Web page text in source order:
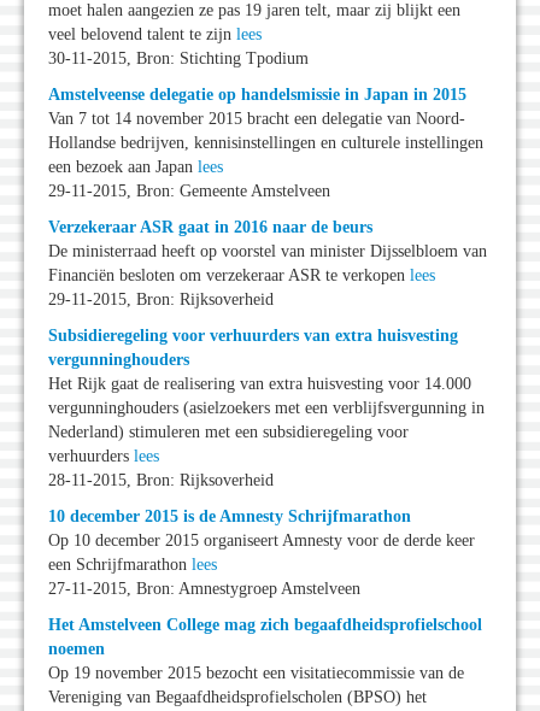
moet halen aangezien ze pas 19 jaren telt, maar zij blijkt een
veel belovend talent te zijn lees
30-11-2015, Bron: Stichting Tpodium
Amstelveense delegatie op handelsmissie in Japan in 2015
Van 7 tot 14 november 2015 bracht een delegatie van Noord-
Hollandse bedrijven, kennisinstellingen en culturele instellingen
een bezoek aan Japan lees
29-11-2015, Bron: Gemeente Amstelveen
Verzekeraar ASR gaat in 2016 naar de beurs
De ministerraad heeft op voorstel van minister Dijsselbloem van
Financiën besloten om verzekeraar ASR te verkopen lees
29-11-2015, Bron: Rijksoverheid
Subsidieregeling voor verhuurders van extra huisvesting
vergunninghouders
Het Rijk gaat de realisering van extra huisvesting voor 14.000
vergunninghouders (asielzoekers met een verblijfsvergunning in
Nederland) stimuleren met een subsidieregeling voor
verhuurders lees
28-11-2015, Bron: Rijksoverheid
10 december 2015 is de Amnesty Schrijfmarathon
Op 10 december 2015 organiseert Amnesty voor de derde keer
een Schrijfmarathon lees
27-11-2015, Bron: Amnestygroep Amstelveen
Het Amstelveen College mag zich begaafdheidsprofielschool
noemen
Op 19 november 2015 bezocht een visitatiecommissie van de
Vereniging van Begaafdheidsprofielscholen (BPSO) het